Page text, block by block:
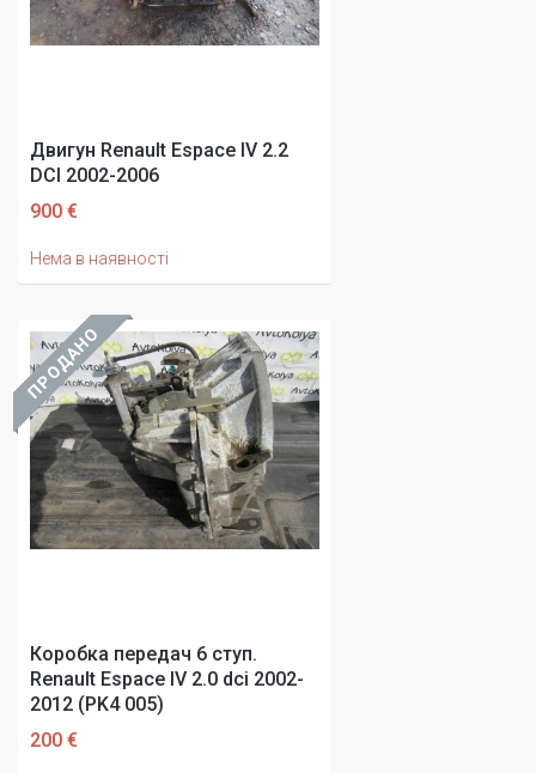
Двигун Renault Espace IV 2.2
DCI 2002-2006
900 €
Нема в наявності
ПРОДАНО
Коробка передач 6 ступ.
Renault Espace IV 2.0 dci 2002-
2012 (PK4 005)
200 €